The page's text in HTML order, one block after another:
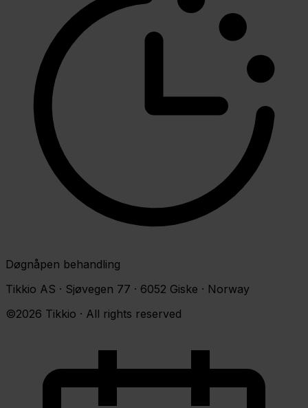
Døgnåpen behandling
Tikkio AS · Sjøvegen 77 · 6052 Giske · Norway
©2026 Tikkio · All rights reserved